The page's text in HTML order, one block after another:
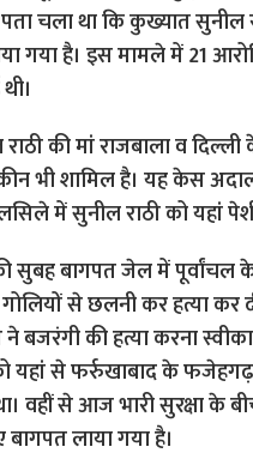
चला था कि कुख्यात सुनील
गया है। इस मामले में 21
की मां राजबाला व दिल्ली
भी शामिल है। यह केस
में सुनील राठी को यहां
सुबह बागपत जेल में पूर्वांचल के
से छलनी कर हत्या कर
ने बजरंगी की हत्या करना
यहां से फर्रुखाबाद के
वहीं से आज भारी सुरक्षा के
लाया गया है।